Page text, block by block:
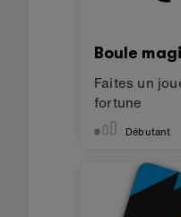
Boule
Faites un
fortune
Débutant